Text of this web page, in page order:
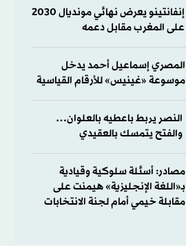
إنفانتينو يعرض نهائي مونديال 2030
على المغرب مقابل دعمه
المصري إسماعيل أحمد يدخل
موسوعة «غينيس» للأرقام القياسية
النصر يربط باعطيه بالعلوان…
والفتح يتمسك بالعقيدي
مصادر: أسئلة سلوكية وقيادية
بـ«اللغة الإنجليزية» هيمنت على
مقابلة خيمي أمام لجنة الانتخابات